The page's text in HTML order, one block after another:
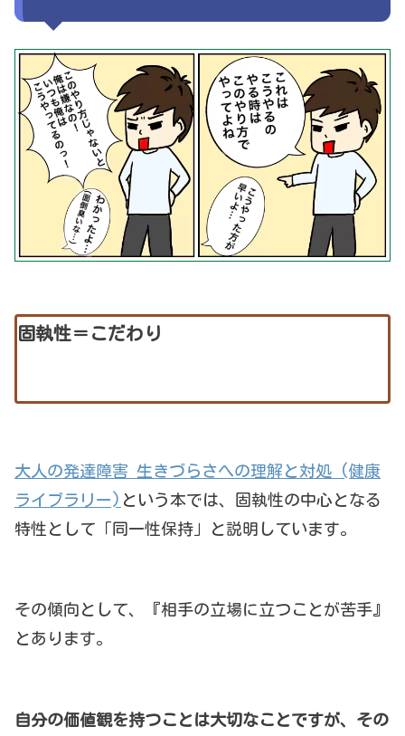
固執性＝こだわり
大人の発達障害 生きづらさへの理解と対処 (健康
ライブラリー) という本では、固執性の中心となる
特性として「同一性保持」と説明しています。
その傾向として、『相手の立場に立つことが苦手』
とあります。
自分の価値観を持つことは大切なことですが、その